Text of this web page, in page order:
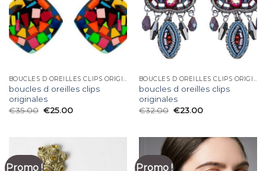
boucles d oreilles clips
originales
€35.00 €25.00
boucles d oreilles clips
originales
€32.00 €23.00
Promo ! Promo !